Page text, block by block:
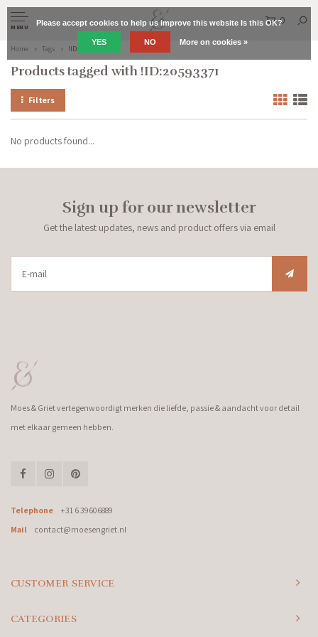
MENU
0
Home Tags !ID:20593371
Products tagged with !ID:20593371
Filters
No products found...
Sign up for our newsletter
Get the latest updates, news and product offers via email
Moes & Griet vertegenwoordigt merken die liefde, passie & aandacht voor detail
met elkaar gemeen hebben.
Telephone
+31 6 39606889
Mail
contact@moesengriet.nl
CUSTOMER SERVICE
CATEGORIES
Please accept cookies to help us improve this website Is this OK?
YES NO More on cookies »